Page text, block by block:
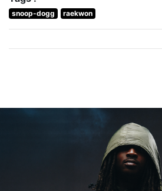
snoop-dogg raekwon